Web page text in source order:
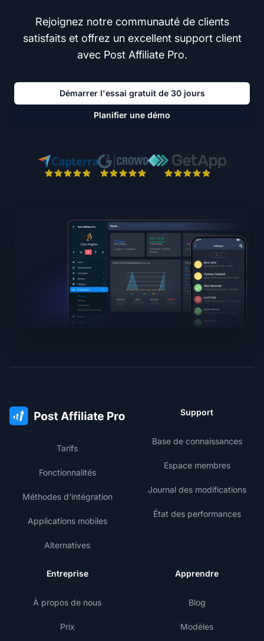
Rejoignez notre communauté de clients
satisfaits et offrez un excellent support client
avec Post Affiliate Pro.
Démarrer l'essai gratuit de 30 jours
Planifier une démo
Tarifs
Fonctionnalités
Méthodes d'intégration
Applications mobiles
Alternatives
Support
Base de connaissances
Espace membres
Journal des modifications
État des performances
Entreprise
À propos de nous
Prix
Apprendre
Blog
Modèles